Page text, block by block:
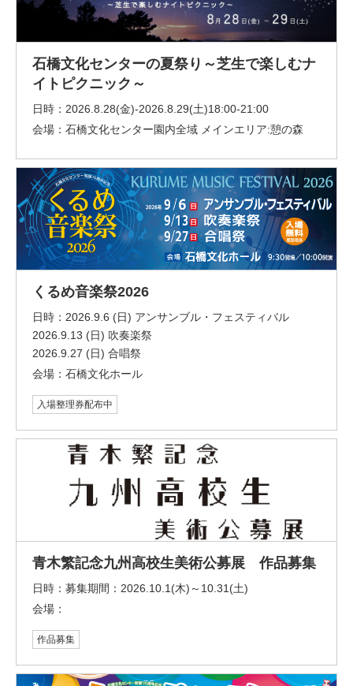
石橋文化センターの夏祭り～芝生で楽しむナ
イトピクニック～
日時： 2026.8.28(金)-2026.8.29(土)18:00-21:00
会場： 石橋文化センター園内全域 メインエリア:憩の森
くるめ音楽祭2026
日時： 2026.9.6 (日) アンサンブル・フェスティバル
2026.9.13 (日) 吹奏楽祭
2026.9.27 (日) 合唱祭
会場： 石橋文化ホール
入場整理券配布中
青木繁記念九州高校生美術公募展 作品募集
日時： 募集期間：2026.10.1(木)～10.31(土)
会場：
作品募集